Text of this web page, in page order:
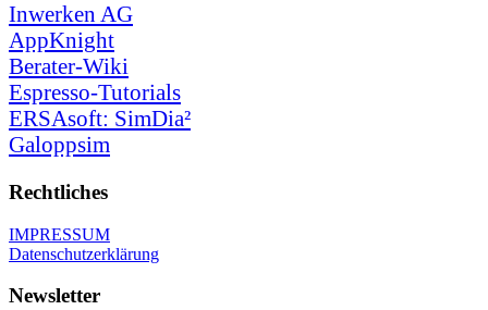
Inwerken AG
AppKnight
Berater-Wiki
Espresso-Tutorials
ERSAsoft: SimDia²
Galoppsim
Rechtliches
IMPRESSUM
Datenschutzerklärung
Newsletter